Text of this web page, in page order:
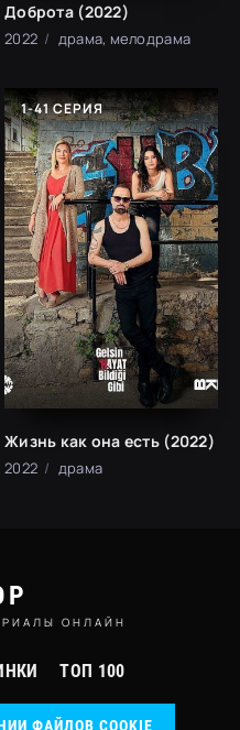
Доброта (2022)
2022 драма, мелодрама
1-41 СЕРИЯ
Жизнь как она есть (2022)
2022 драма
ОНЛАЙН
ТОП 100
ФАЙЛОВ COOKIE